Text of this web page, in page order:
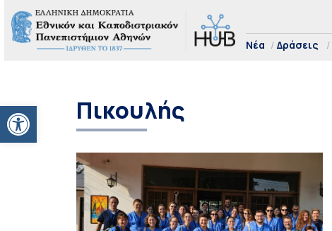
Ανοίξτε τη γραμμή εργαλείων
Νέα Δράσεις
Πικουλής